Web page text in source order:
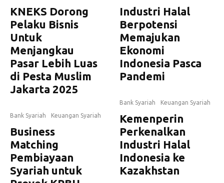
KNEKS Dorong
Pelaku Bisnis
Untuk
Menjangkau
Pasar Lebih Luas
di Pesta Muslim
Jakarta 2025
Bank Syariah Keuangan Syariah
Business
Matching
Pembiayaan
Syariah untuk
Industri Halal
Berpotensi
Memajukan
Ekonomi
Indonesia Pasca
Pandemi
Bank Syariah Keuangan Syariah
Kemenperin
Perkenalkan
Industri Halal
Indonesia ke
Kazakhstan